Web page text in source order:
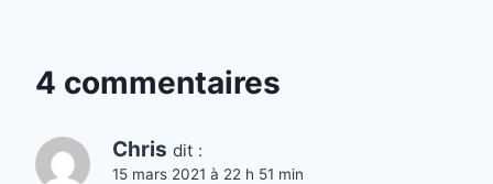
4 commentaires
Chris dit :
15 mars 2021 à 22 h 51 min